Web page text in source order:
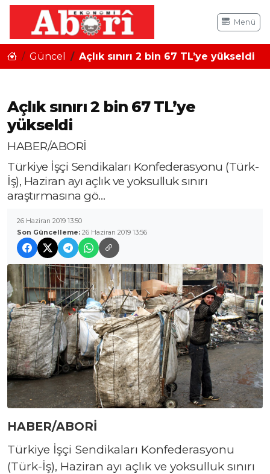
Menü
Güncel Açlık sınırı 2 bin 67 TL’ye yükseldi
Açlık sınırı 2 bin 67 TL’ye
yükseldi
HABER/ABORİ
Türkiye İşçi Sendikaları Konfederasyonu (Türk-
İş), Haziran ayı açlık ve yoksulluk sınırı
araştırmasına gö…
26 Haziran 2019 13:50
Son Güncelleme: 26 Haziran 2019 13:56
HABER/ABORİ
Türkiye İşçi Sendikaları Konfederasyonu
(Türk-İş), Haziran ayı açlık ve yoksulluk sınırı